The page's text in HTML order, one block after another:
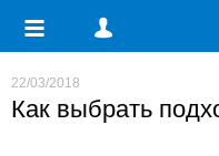
22/03/2018
Как выбрать